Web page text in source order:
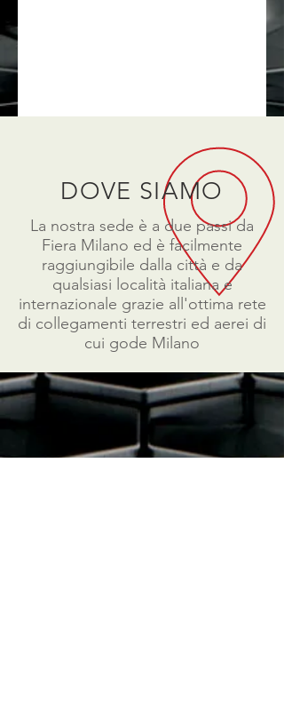
DOVE SIAMO
La nostra sede è a due passi da
Fiera Milano ed è facilmente
raggiungibile dalla città e da
qualsiasi località italiana e
internazionale grazie all'ottima rete
di collegamenti terrestri ed aerei di
cui gode Milano